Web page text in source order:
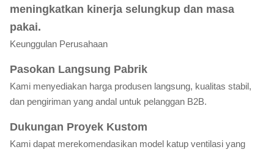
meningkatkan kinerja selungkup dan masa
pakai.
Keunggulan Perusahaan
Pasokan Langsung Pabrik
Kami menyediakan harga produsen langsung, kualitas stabil,
dan pengiriman yang andal untuk pelanggan B2B.
Dukungan Proyek Kustom
Kami dapat merekomendasikan model katup ventilasi yang